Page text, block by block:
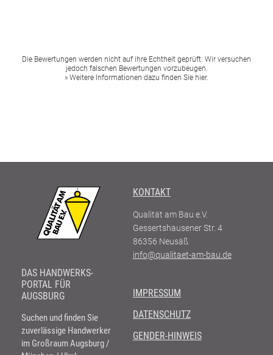
Die Bewertungen werden nicht auf ihre Echtheit geprüft. Wir versuchen
jedoch falschen Bewertungen vorzubeugen.
» Weitere Informationen dazu finden Sie hier.
DAS HANDWERKS-
PORTAL FÜR
AUGSBURG
Suchen und finden Sie
zuverlässige Handwerker
im Großraum Augsburg /
KONTAKT
Qualität am Bau e.V.
Gessertshausener Str. 4
86356 Neusäß
info@qualitaet-am-bau.de
IMPRESSUM
DATENSCHUTZ
GENDER-HINWEIS